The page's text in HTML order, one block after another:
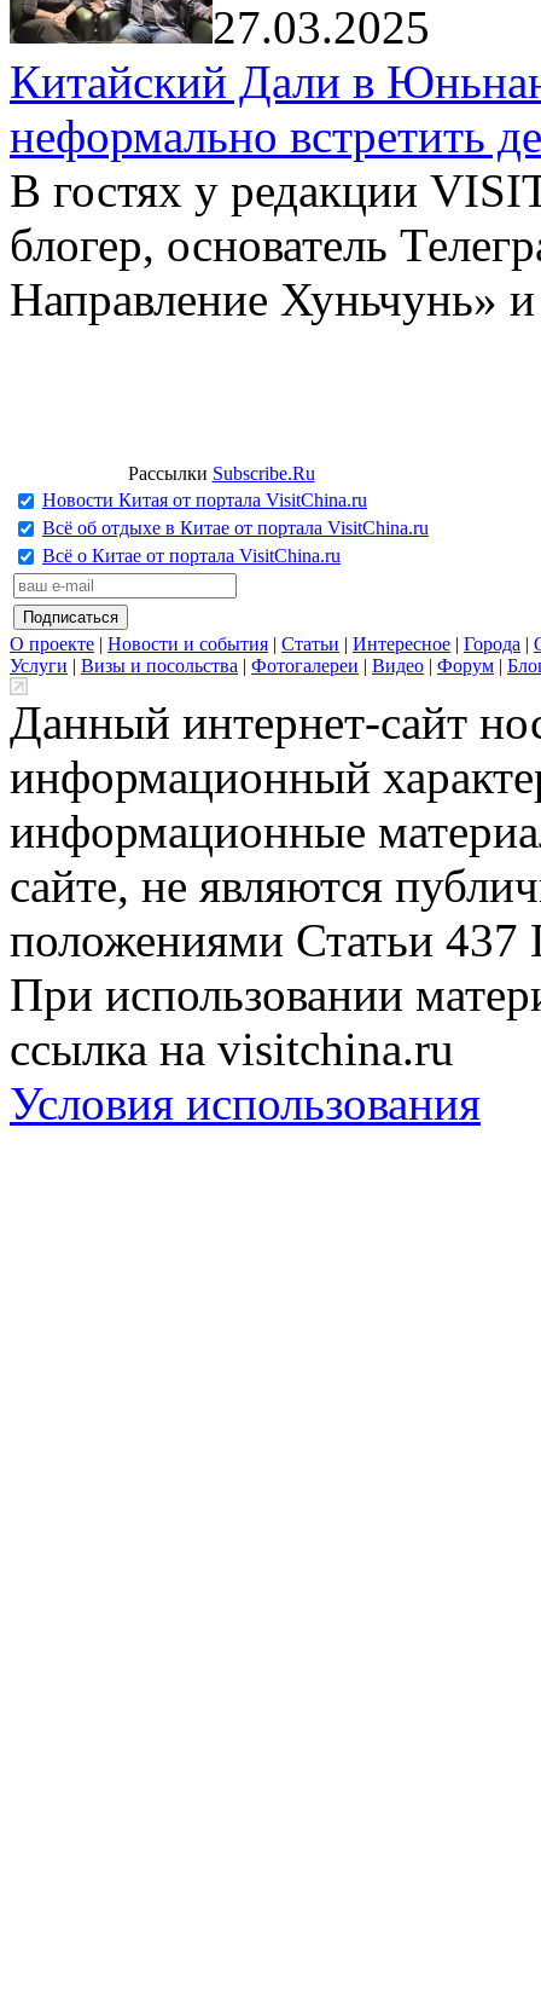
27.03.2025
Китайский Дали в
неформально встретить
В гостях у редакции
блогер, основатель
Направление Хуньчунь»
Рассылки Subscribe.Ru
Новости Китая от портала VisitChina.ru
Всё об отдыхе в Китае от портала VisitChina.ru
Всё о Китае от портала VisitChina.ru
О проекте | Новости и события | Статьи | Интересное | Города |
Услуги | Визы и посольства | Фотогалереи | Видео | Форум |
Данный интернет-сайт
информационный
информационные
сайте, не являются
положениями Статьи 437
При использовании
ссылка на visitchina.ru
Условия использования